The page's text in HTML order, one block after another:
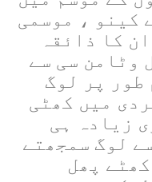
کینو ، موسمی
کا ذائقہ
وٹامن سی سے
طور پر لوگ
میں کھٹی
زیادہ ہی
لوگ سمجھتے
پھل